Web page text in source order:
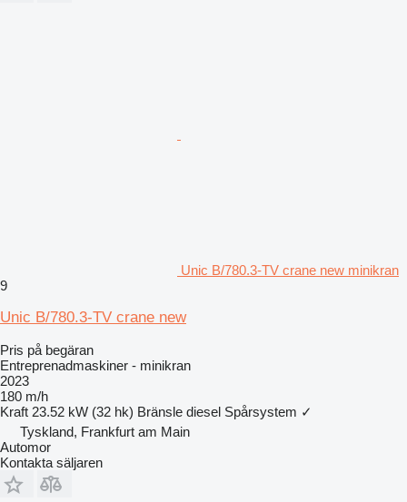
Unic B/780.3-TV crane new minikran
9
Unic B/780.3-TV crane new
Pris på begäran
Entreprenadmaskiner - minikran
2023
180 m/h
Kraft 23.52 kW (32 hk) Bränsle diesel Spårsystem ✓
Tyskland, Frankfurt am Main
Automor
Kontakta säljaren